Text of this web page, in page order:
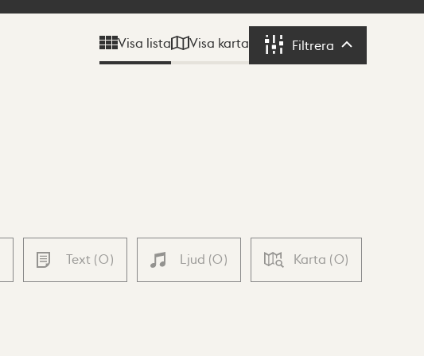
Visa lista Visa karta Filtrera Filtrera
Text (0) Ljud (0) Karta (0)